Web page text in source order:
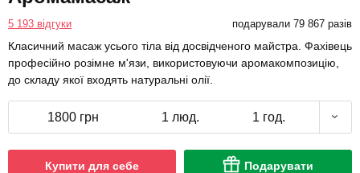
5 193 відгуки подарували 79 867 разів
Класичний масаж усього тіла від досвідченого майстра. Фахівець
професійно розімне м'язи, використовуючи аромакомпозицію,
до складу якої входять натуральні олії.
1800 грн 1 люд. 1 год.
Купити для себе Подарувати